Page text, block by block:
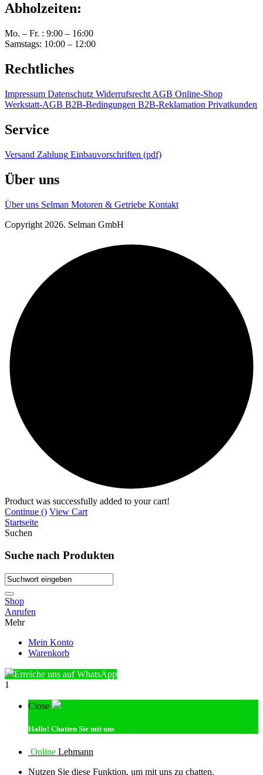
Abholzeiten:
Mo. – Fr. : 9:00 – 16:00
Samstags: 10:00 – 12:00
Rechtliches
Impressum Datenschutz Widerrufsrecht AGB Online-Shop
Werkstatt-AGB B2B-Bedingungen B2B-Reklamation Privatkunden
Service
Versand Zahlung Einbauvorschriften (pdf)
Über uns
Über uns Selman Motoren & Getriebe Kontakt
Copyright 2026. Selman GmbH
Product was successfully added to your cart!
Continue () View Cart
Startseite
Suchen
Suche nach Produkten
Shop
Anrufen
Mehr
Mein Konto
Warenkorb
Erreiche uns auf WhatsApp
1
Close
Hallo! Chatten Sie mit uns
Online Lehmann
Nutzen Sie diese Funktion, um mit uns zu chatten.